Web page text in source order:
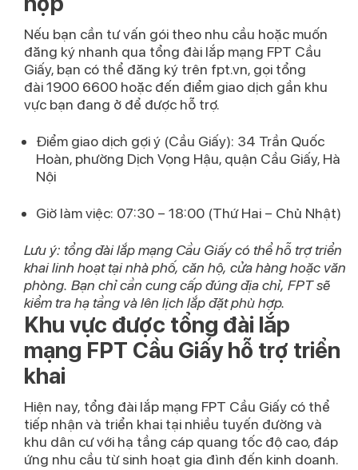
Nếu bạn cần tư vấn gói theo nhu cầu hoặc muốn
đăng ký nhanh qua tổng đài lắp mạng FPT Cầu
Giấy, bạn có thể đăng ký trên fpt.vn, gọi tổng
đài1900 6600 hoặc đến điểm giao dịch gần khu
vực bạn đang ở để được hỗ trợ.
Điểm giao dịch gợi ý (Cầu Giấy): 34 Trần Quốc
Hoàn, phường Dịch Vọng Hậu, quận Cầu Giấy, Hà
Nội
Giờ làm việc: 07:30 – 18:00 (Thứ Hai – Chủ Nhật)
Lưu ý: tổng đài lắp mạng Cầu Giấycó thể hỗ trợ triển
khai linh hoạt tại nhà phố, căn hộ, cửa hàng hoặc văn
phòng. Bạn chỉ cần cung cấp đúng địa chỉ, FPT sẽ
kiểm tra hạ tầng và lên lịch lắp đặt phù hợp.
Khu vực được tổng đài lắp
mạng FPT Cầu Giấy hỗ trợ triển
khai
Hiện nay, tổng đài lắp mạng FPT Cầu Giấy có thể
tiếp nhận và triển khai tại nhiều tuyến đường và
khu dân cư với hạ tầng cáp quang tốc độ cao, đáp
ứng nhu cầu từ sinh hoạt gia đình đến kinh doanh.